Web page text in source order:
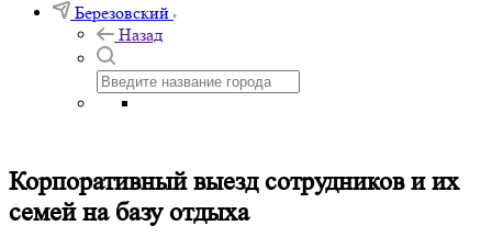
Березовский
Назад
Корпоративный выезд сотрудников и их
семей на базу отдыха